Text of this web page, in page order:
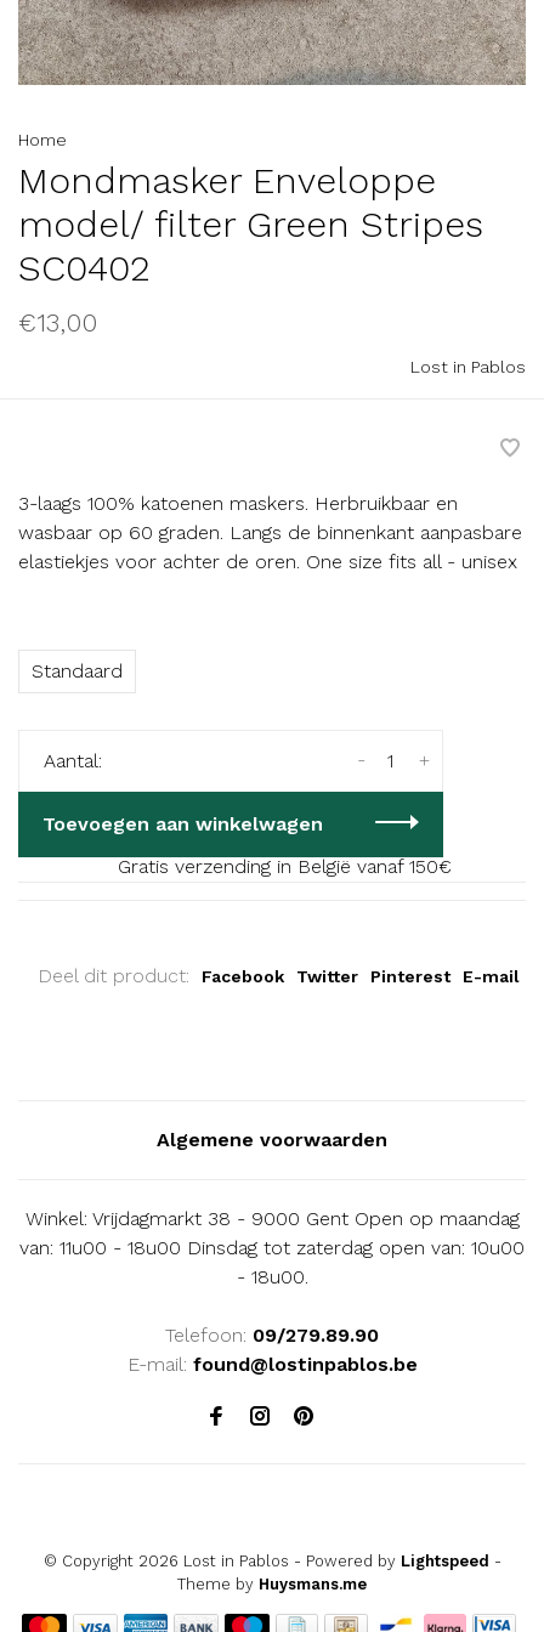
Home
Mondmasker Enveloppe
model/ filter Green Stripes
SC0402
€13,00
Lost in Pablos
3-laags 100% katoenen maskers. Herbruikbaar en
wasbaar op 60 graden. Langs de binnenkant aanpasbare
elastiekjes voor achter de oren. One size fits all - unisex
Standaard
Aantal: +
-
Toevoegen aan winkelwagen
Gratis verzending in België vanaf 150€
Deel dit product: Facebook Twitter Pinterest E-mail
Algemene voorwaarden
Winkel: Vrijdagmarkt 38 - 9000 Gent Open op maandag
van: 11u00 - 18u00 Dinsdag tot zaterdag open van: 10u00
- 18u00.
Telefoon: 09/279.89.90
E-mail: found@lostinpablos.be
© Copyright 2026 Lost in Pablos - Powered by Lightspeed -
Theme by Huysmans.me